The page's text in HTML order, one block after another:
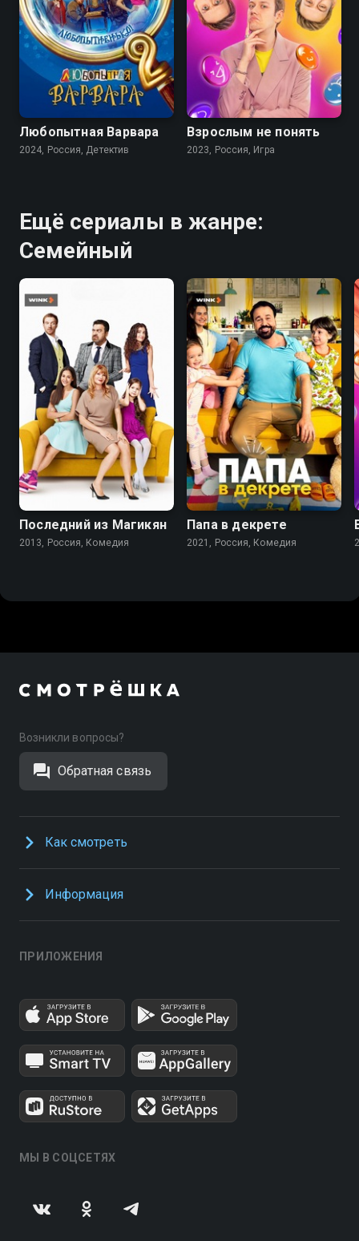
8.1
Любопытная Варвара
2024, Россия, Детектив
8.1
Взрослым не понять
2023, Россия, Игра
Ещё сериалы в жанре:
Семейный
7.4 5.1
Последний из Магикян
2013, Россия, Комедия
7.7
Папа в декрете
2021, Россия, Комедия
Возникли вопросы?
Обратная связь
Как смотреть
Информация
ПРИЛОЖЕНИЯ
МЫ В СОЦСЕТЯХ